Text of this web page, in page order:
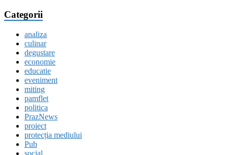
Categorii
analiza
culinar
degustare
economie
educatie
eveniment
miting
pamflet
politica
PrazNews
proiect
protecția mediului
Pub
social